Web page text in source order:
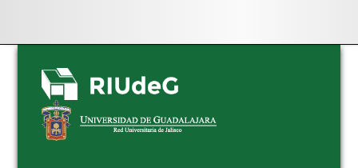
Skip
navigation